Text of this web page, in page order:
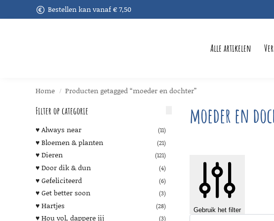
Bestellen kan vanaf € 7,50
Alle artikelen
Recent toegevoegd
Home / Producten getagged “moeder en dochter”
moeder en
Gebruik het filter
Filter op categorie
♥︎ Always near (11)
♥︎ Bloemen & planten (21)
♥︎ Dieren (121)
♥︎ Door dik & dun (4)
♥︎ Gefeliciteerd (6)
♥︎ Get better soon (3)
♥︎ Hartjes (28)
♥︎ Hou vol, dappere jij (3)